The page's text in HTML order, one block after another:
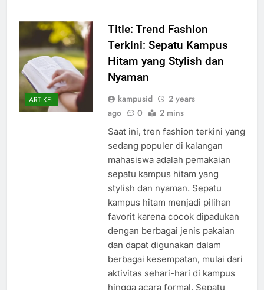
ARTIKEL
Title: Trend Fashion
Terkini: Sepatu Kampus
Hitam yang Stylish dan
Nyaman
kampusid
2 years
ago
0 2 mins
Saat ini, tren fashion terkini yang
sedang populer di kalangan
mahasiswa adalah pemakaian
sepatu kampus hitam yang
stylish dan nyaman. Sepatu
kampus hitam menjadi pilihan
favorit karena cocok dipadukan
dengan berbagai jenis pakaian
dan dapat digunakan dalam
berbagai kesempatan, mulai dari
aktivitas sehari-hari di kampus
hingga acara formal. Sepatu